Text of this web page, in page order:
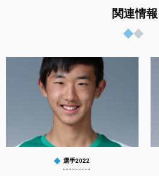
関連情報
選手2022